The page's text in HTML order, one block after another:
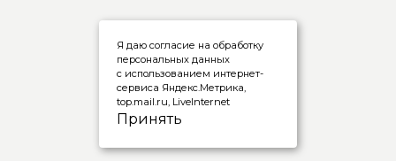
Я даю согласие на обработку
персональных данных
с использованием интернет-
сервиса Яндекс.Метрика,
top.mail.ru, LiveInternet
Принять